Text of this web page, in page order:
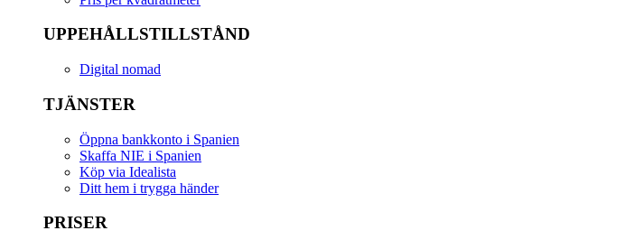
UPPEHÅLLSTILLSTÅND
Digital nomad
TJÄNSTER
Öppna bankkonto i Spanien
Skaffa NIE i Spanien
Köp via Idealista
Ditt hem i trygga händer
PRISER